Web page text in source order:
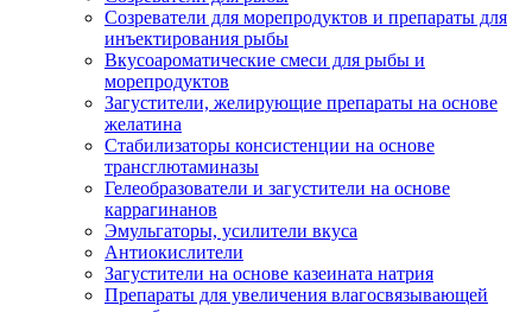
Созреватели для морепродуктов и препараты для
инъектирования рыбы
Вкусоароматические смеси для рыбы и
морепродуктов
Загустители, желирующие препараты на основе
желатина
Стабилизаторы консистенции на основе
трансглютаминазы
Гелеобразователи и загустители на основе
каррагинанов
Эмульгаторы, усилители вкуса
Антиокислители
Загустители на основе казеината натрия
Препараты для увеличения влагосвязывающей